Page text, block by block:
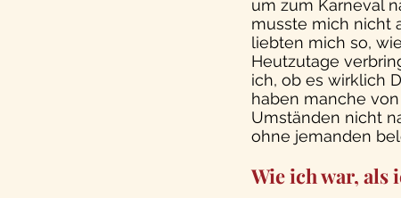
um zum Karneval
musste mich nicht
liebten mich so,
Heutzutage
ich, ob es wirklich
haben manche
Umständen nicht
ohne jemanden
Wie ich war, als